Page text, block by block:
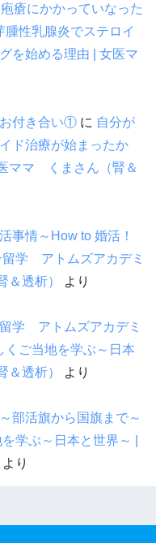
瘡にかかっていなった
腫性乳腺炎でステロイ
を始める理由 | 女医マ
付き合い① に 自分が
ド治療が始まったか
ママ くまさん（腎＆
事情～How to 婚活！
留学 アトムズアカデミ
透析）
より
学 アトムズアカデミ
くご当地を学ぶ～日本
透析）
より
部活旗から国旗まで～
学ぶ～日本と世界～ |
より